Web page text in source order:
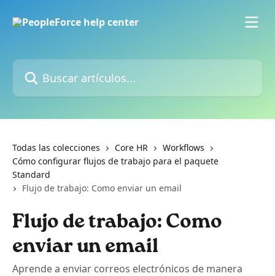
Buscar artículos...
Todas las colecciones Core HR
Workflows
Cómo configurar flujos de trabajo para el paquete
Standard
Flujo de trabajo: Como enviar un email
Flujo de trabajo: Como
enviar un email
Aprende a enviar correos electrónicos de manera